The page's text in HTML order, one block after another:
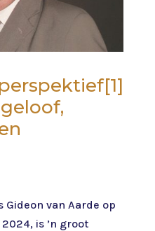
[1]
Gideon van Aarde op
is ’n groot